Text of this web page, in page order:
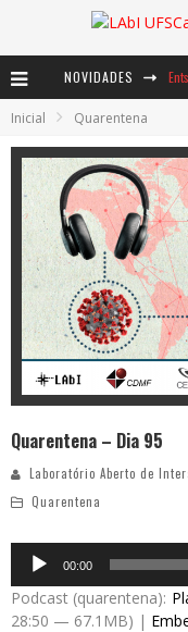
NOVIDADES
Inicial Quarentena
Quarentena – Dia 95
Laboratório Aberto de
Quarentena
Audio
Player
00:00
Podcast (quarentena):
28:50 — 67.1MB) |